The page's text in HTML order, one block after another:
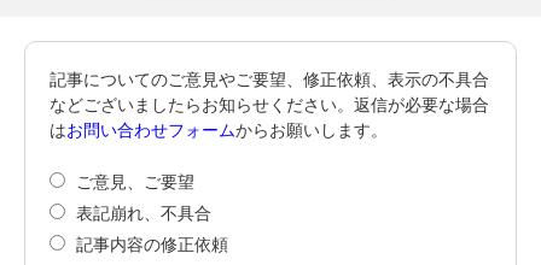
記事についてのご意見やご要望、修正依頼、表示の不具合
などございましたらお知らせください。返信が必要な場合
はお問い合わせフォームからお願いします。
ご意見、ご要望
表記崩れ、不具合
記事内容の修正依頼